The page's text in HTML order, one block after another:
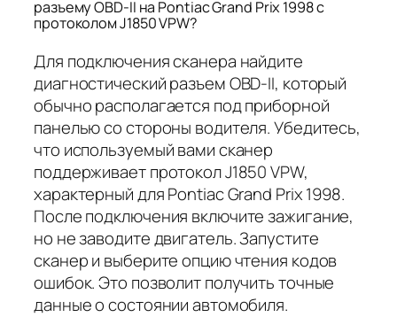
разъему OBD-II на Pontiac Grand Prix 1998 с
протоколом J1850 VPW?
Для подключения сканера найдите
диагностический разъем OBD-II, который
обычно располагается под приборной
панелью со стороны водителя. Убедитесь,
что используемый вами сканер
поддерживает протокол J1850 VPW,
характерный для Pontiac Grand Prix 1998.
После подключения включите зажигание,
но не заводите двигатель. Запустите
сканер и выберите опцию чтения кодов
ошибок. Это позволит получить точные
данные о состоянии автомобиля.